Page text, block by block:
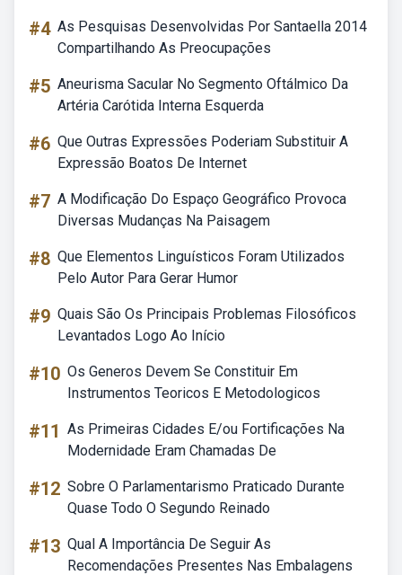
#4 As Pesquisas Desenvolvidas Por Santaella 2014
Compartilhando As Preocupações
#5 Aneurisma Sacular No Segmento Oftálmico Da
Artéria Carótida Interna Esquerda
#6 Que Outras Expressões Poderiam Substituir A
Expressão Boatos De Internet
#7 A Modificação Do Espaço Geográfico Provoca
Diversas Mudanças Na Paisagem
#8 Que Elementos Linguísticos Foram Utilizados
Pelo Autor Para Gerar Humor
#9 Quais São Os Principais Problemas Filosóficos
Levantados Logo Ao Início
#10 Os Generos Devem Se Constituir Em
Instrumentos Teoricos E Metodologicos
#11 As Primeiras Cidades E/ou Fortificações Na
Modernidade Eram Chamadas De
#12 Sobre O Parlamentarismo Praticado Durante
Quase Todo O Segundo Reinado
#13 Qual A Importância De Seguir As
Recomendações Presentes Nas Embalagens